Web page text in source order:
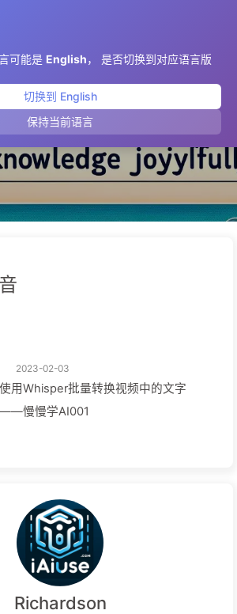
可能是 English， 是否切换到对应语言版
切换到 English
保持当前语言
语音
2023-02-03
使用Whisper批量转换视频中的文字
——慢慢学AI001
Richardson